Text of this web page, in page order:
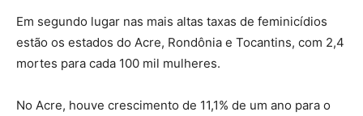
Em segundo lugar nas mais altas taxas de feminicídios
estão os estados do Acre, Rondônia e Tocantins, com 2,4
mortes para cada 100 mil mulheres.
No Acre, houve crescimento de 11,1% de um ano para o